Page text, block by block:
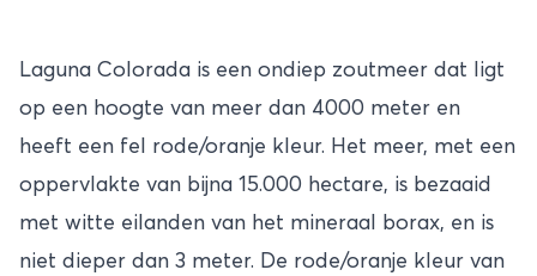
Laguna Colorada is een ondiep zoutmeer dat ligt
op een hoogte van meer dan 4000 meter en
heeft een fel rode/oranje kleur. Het meer, met een
oppervlakte van bijna 15.000 hectare, is bezaaid
met witte eilanden van het mineraal borax, en is
niet dieper dan 3 meter. De rode/oranje kleur van